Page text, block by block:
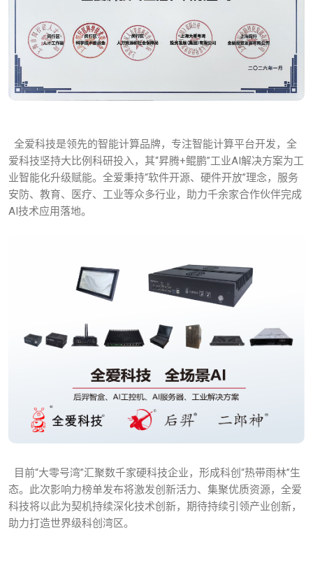
全爱科技是领先的智能计算品牌，专注智能计算平台开发，全
爱科技坚持大比例科研投入，其“昇腾+鲲鹏”工业AI解决方案为工
业智能化升级赋能。全爱秉持“软件开源、硬件开放”理念，服务
安防、教育、医疗、工业等众多行业，助力千余家合作伙伴完成
AI技术应用落地。
目前“大零号湾”汇聚数千家硬科技企业，形成科创“热带雨林”生
态。此次影响力榜单发布将激发创新活力、集聚优质资源，全爱
科技将以此为契机持续深化技术创新，期待持续引领产业创新，
助力打造世界级科创湾区。